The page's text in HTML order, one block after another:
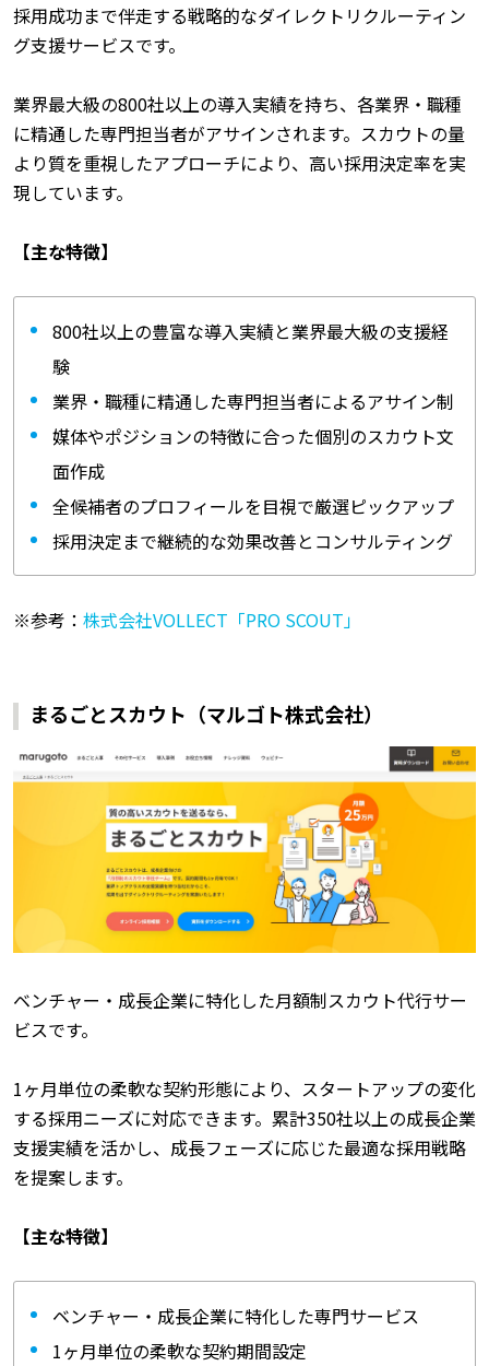
採用成功まで伴走する戦略的なダイレクトリクルーティン
グ支援サービスです。
業界最大級の800社以上の導入実績を持ち、各業界・職種
に精通した専門担当者がアサインされます。スカウトの量
より質を重視したアプローチにより、高い採用決定率を実
現しています。
【主な特徴】
800社以上の豊富な導入実績と業界最大級の支援経
験
業界・職種に精通した専門担当者によるアサイン制
媒体やポジションの特徴に合った個別のスカウト文
面作成
全候補者のプロフィールを目視で厳選ピックアップ
採用決定まで継続的な効果改善とコンサルティング
※参考： 株式会社VOLLECT「PRO SCOUT」
まるごとスカウト（マルゴト株式会社）
ベンチャー・成長企業に特化した月額制スカウト代行サー
ビスです。
1ヶ月単位の柔軟な契約形態により、スタートアップの変化
する採用ニーズに対応できます。累計350社以上の成長企業
支援実績を活かし、成長フェーズに応じた最適な採用戦略
を提案します。
【主な特徴】
ベンチャー・成長企業に特化した専門サービス
1ヶ月単位の柔軟な契約期間設定